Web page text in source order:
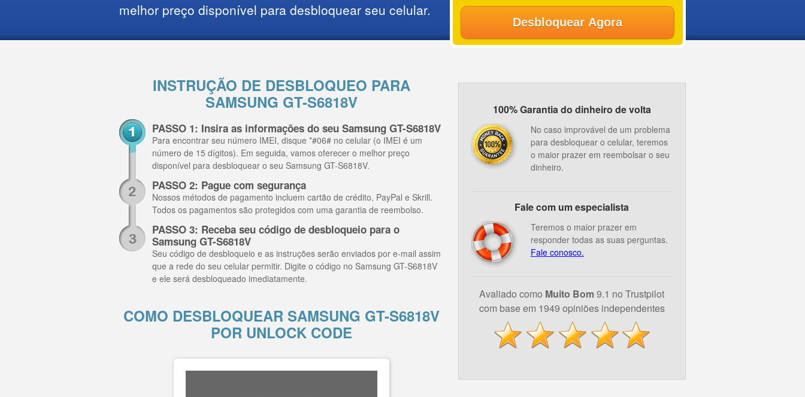
Desbloquear Agora
melhor preço disponível para desbloquear seu celular.
INSTRUÇÃO DE DESBLOQUEO PARA
SAMSUNG GT-S6818V
PASSO 1: Insira as informações do seu Samsung GT-S6818V
Para encontrar seu número IMEI, disque *#06# no celular (o IMEI é um
número de 15 dígitos). Em seguida, vamos oferecer o melhor preço
disponível para desbloquear o seu Samsung GT-S6818V.
PASSO 2: Pague com segurança
Nossos métodos de pagamento incluem cartão de crédito, PayPal e Skrill.
Todos os pagamentos são protegidos com uma garantia de reembolso.
PASSO 3: Receba seu código de desbloqueio para o
Samsung GT-S6818V
Seu código de desbloqueio e as instruções serão enviados por e-mail assim
que a rede do seu celular permitir. Digite o código no Samsung GT-S6818V
e ele será desbloqueado imediatamente.
COMO DESBLOQUEAR SAMSUNG GT-S6818V
POR UNLOCK CODE
100% Garantia do dinheiro de volta
No caso improvável de um problema
para desbloquear o celular, teremos
o maior prazer em reembolsar o seu
dinheiro.
Fale com um especialista
Teremos o maior prazer em
responder todas as suas perguntas.
Fale conosco.
Avaliado como Muito Bom9.1 no Trustpilot
com base em 1949 opiniões independentes